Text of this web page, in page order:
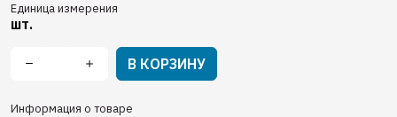
Единица измерения
шт.
В КОРЗИНУ
Информация о товаре